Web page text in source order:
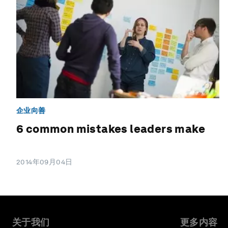
企业向善
6 common mistakes leaders make
2014年09月04日
关于我们 更多内容